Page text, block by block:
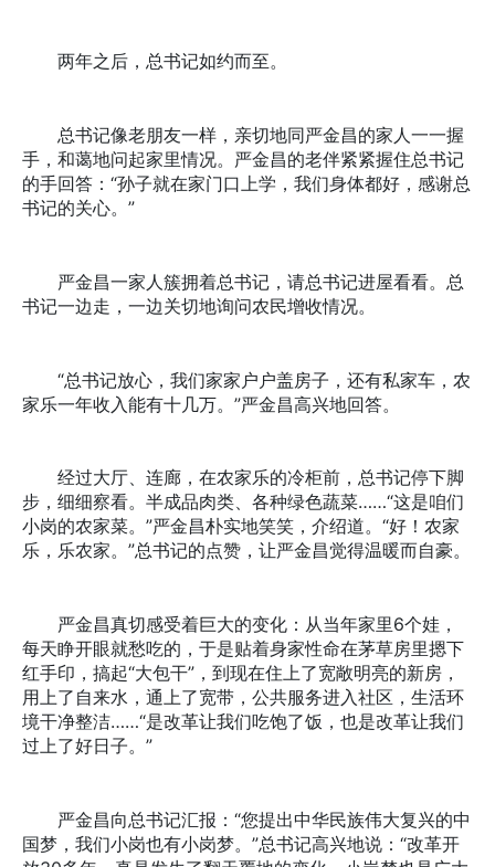
两年之后，总书记如约而至。
总书记像老朋友一样，亲切地同严金昌的家人一一握
手，和蔼地问起家里情况。严金昌的老伴紧紧握住总书记
的手回答：“孙子就在家门口上学，我们身体都好，感谢总
书记的关心。”
严金昌一家人簇拥着总书记，请总书记进屋看看。总
书记一边走，一边关切地询问农民增收情况。
“总书记放心，我们家家户户盖房子，还有私家车，农
家乐一年收入能有十几万。”严金昌高兴地回答。
经过大厅、连廊，在农家乐的冷柜前，总书记停下脚
步，细细察看。半成品肉类、各种绿色蔬菜……“这是咱们
小岗的农家菜。”严金昌朴实地笑笑，介绍道。“好！农家
乐，乐农家。”总书记的点赞，让严金昌觉得温暖而自豪。
严金昌真切感受着巨大的变化：从当年家里6个娃，
每天睁开眼就愁吃的，于是贴着身家性命在茅草房里摁下
红手印，搞起“大包干”，到现在住上了宽敞明亮的新房，
用上了自来水，通上了宽带，公共服务进入社区，生活环
境干净整洁……“是改革让我们吃饱了饭，也是改革让我们
过上了好日子。”
严金昌向总书记汇报：“您提出中华民族伟大复兴的中
国梦，我们小岗也有小岗梦。”总书记高兴地说：“改革开